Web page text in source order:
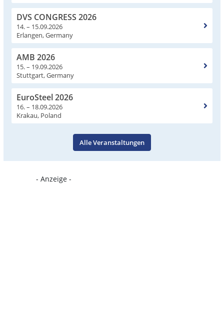
DVS CONGRESS 2026
14. – 15.09.2026
Erlangen, Germany
AMB 2026
15. – 19.09.2026
Stuttgart, Germany
EuroSteel 2026
16. – 18.09.2026
Krakau, Poland
Alle Veranstaltungen
- Anzeige -